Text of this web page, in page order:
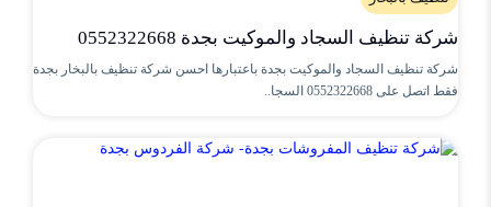
شركة تنظيف السجاد والموكيت بجدة 0552322668
شركة تنظيف السجاد والموكيت بجدة باعتبارها احسن شركة تنظيف بالبخار بجدة
فقط اتصل على 0552322668 السجا..